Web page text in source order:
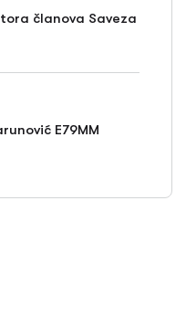
članova Saveza
E79MM